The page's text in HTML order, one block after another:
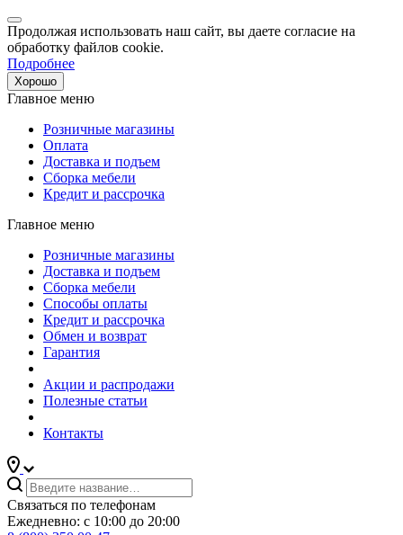
Продолжая использовать наш сайт, вы даете согласие на
обработку файлов cookie.
Подробнее
Хорошо
Главное меню
Розничные магазины
Оплата
Доставка и подъем
Сборка мебели
Кредит и рассрочка
Главное меню
Розничные магазины
Доставка и подъем
Сборка мебели
Способы оплаты
Кредит и рассрочка
Обмен и возврат
Гарантия
Акции и распродажи
Полезные статьи
Контакты
Связаться по телефонам
Ежедневно: с 10:00 до 20:00